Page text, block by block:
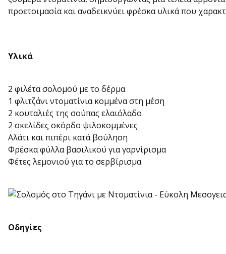
προετοιμασία και αναδεικνύει φρέσκα υλικά που
Υλικά
2 φιλέτα σολομού με το δέρμα
1 φλιτζάνι ντοματίνια κομμένα στη μέση
2 κουταλιές της σούπας ελαιόλαδο
2 σκελίδες σκόρδο ψιλοκομμένες
Αλάτι και πιπέρι κατά βούληση
Φρέσκα φύλλα βασιλικού για γαρνίρισμα
Φέτες λεμονιού για το σερβίρισμα
Οδηγίες